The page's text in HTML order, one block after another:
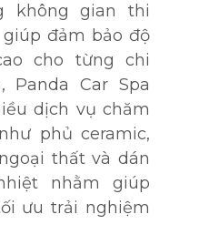
không gian thi
đảm bảo độ
cho từng chi
Panda Car Spa
dịch vụ chăm
phủ ceramic,
thất và dán
nhằm giúp
ưu trải nghiệm